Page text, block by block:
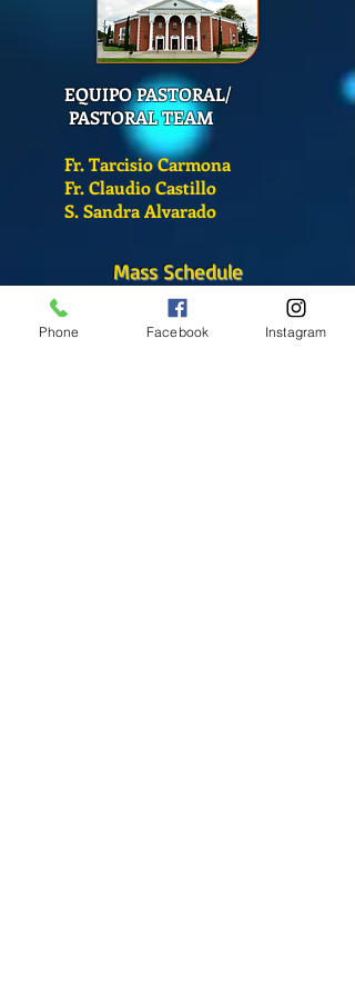
EQUIPO PASTORAL/
PASTORAL TEAM
Fr. Tarcisio Carmona
Fr. Claudio Castillo
S. Sandra Alvarado
Mass Schedule
Monday-Friday
12:00 pm(Chapel)
Phone Facebook Instagram